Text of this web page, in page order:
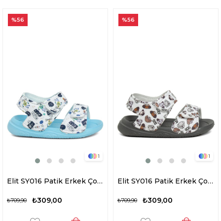
1
Elit SY016 Patik Erkek Çocuk Düz Sandalet Mavi
₺309,00
₺709,90
%56
1
Elit SY016 Patik Erkek Çocuk Düz Sandalet Füme
₺309,00
₺709,90
%56